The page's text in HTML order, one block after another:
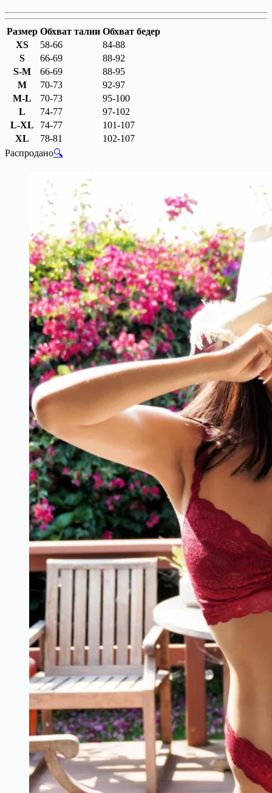
Размер Обхват талии Обхват бедер
XS
58-66
84-88
S
66-69
88-92
S-M
66-69
88-95
M
70-73
92-97
M-L
70-73
95-100
L
74-77
97-102
L-XL
74-77
101-107
XL
78-81
102-107
Распродано🔍